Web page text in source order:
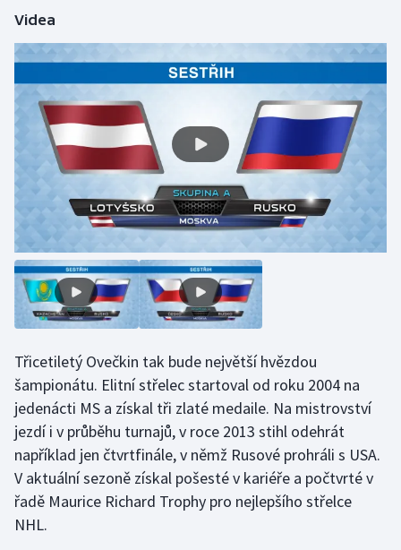
Lyže a snowboard
Moderní pětiboj
Motorsport
Olympijské hry
Parasport
Plážový volejbal
Ragby
Rychlobruslení
Rychlostní kanoistika
Short track
Sportovní střelba
Stolní tenis
Videa
Třicetiletý Ovečkin tak bude největší hvězdou
šampionátu. Elitní střelec startoval od roku 2004 na
jedenácti MS a získal tři zlaté medaile. Na mistrovství
jezdí i v průběhu turnajů, v roce 2013 stihl odehrát
například jen čtvrtfinále, v němž Rusové prohráli s USA.
V aktuální sezoně získal pošesté v kariéře a počtvrté v
řadě Maurice Richard Trophy pro nejlepšího střelce
NHL.